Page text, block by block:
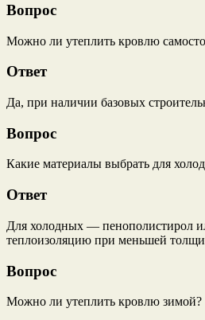
Вопрос
Можно ли утеплить кровлю
Ответ
Да, при наличии базовых
Вопрос
Какие материалы выбрать для
Ответ
Для холодных — пенополистирол
теплоизоляцию при меньшей
Вопрос
Можно ли утеплить кровлю зимой?